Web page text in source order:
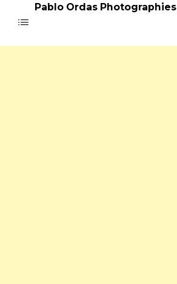
Pablo Ordas Photographies